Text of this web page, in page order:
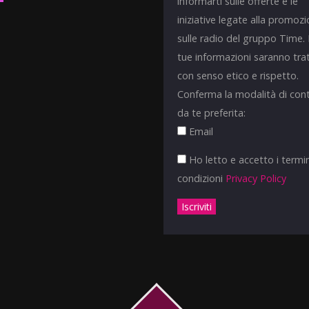
iniziative legate alla
sulle radio del gruppo Time.
tue informazioni saranno
con senso etico e rispetto.
Conferma la modalità di
da te preferita:
Email
Ho letto e accetto i
condizioni Privacy Policy